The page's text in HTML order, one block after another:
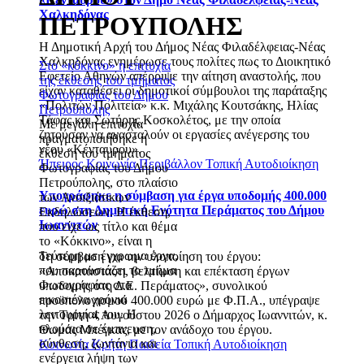
Χαλκηδόνας
Η Δημοτική Αρχή του Δήμος Νέας Φιλαδέλφειας-Νέας
Χαλκηδόνας ενημέρωσε τους πολίτες πως το Διοικητικό
Εφετείο Αθηνών απέρριψε την αίτηση αναστολής, που
είχαν καταθέσει οι δημοτικοί σύμβουλοι της παράταξης
«Πολιτών Πολιτεία» κ.κ. Μιχάλης Κουτσάκης, Ηλίας
Τάφας και Σωτήρης Κοσκολέτος, με την οποία
ζητούσαν να ανασταλούν οι εργασίες ανέγερσης του
νέου «Κένταυρου».
ΉπειροςΚοινωνίαΠεριβάλλον Τοπική Αυτοδιοίκηση
Υπογράφηκε η σύμβαση για έργα υποδομής 400.000
ευρώ στη Δημοτική Ενότητα Περάματος του Δήμου
Ιωαννιτών
Τη σύμβαση για την υλοποίηση του έργου:
«Αποκατάσταση, βελτίωση και επέκταση έργων
υποδομής στη Δ.Ε. Περάματος», συνολικού
προϋπολογισμού 400.000 ευρώ με Φ.Π.Α., υπέγραψε
την Τρίτη 4 Αυγούστου 2026 ο Δήμαρχος Ιωαννιτών, κ.
Θωμάς Μπέγκας, με τον ανάδοχο του έργου.
ΚοινωνίαΚρήτηΠαιδεία Τοπική Αυτοδιοίκηση
ΠΕΤΡΟΥΠΟΛΗΣ
Στο «κόκκινο» η επιτυχία
της έκθεσης του τμήματος
Φωτογραφίας του Δήμου
Πετρούπολης
Με μεγάλη επιτυχία
πραγματοποιήθηκε η
έκθεση του τμήματος
Φωτογραφίας του Δήμου
Πετρούπολης, στο πλαίσιο
των Ανοιξιάτικων
Εκδηλώσεων. Η έκθεση,
που είχε ως τίτλο και θέμα
το «Κόκκινο», είναι η
δεύτερη με έγχρωμα έργα,
που παρουσιάζει το τμήμα
Φωτογραφίας στα
εικοσιένα χρόνια
λειτουργίας του. Η
πλούσια σε έμπνευση,
σύνθεση, ζωντάνια και
ενέργεια λήψη των